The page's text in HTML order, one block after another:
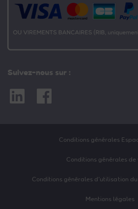
Suivez-nous sur :
LinkedinFacebook
Conditions générales
Conditions générales de
Conditions générales d’utilisation du
Mentions légales